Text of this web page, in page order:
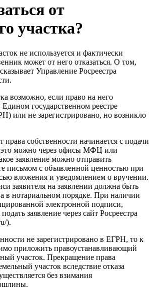
от
участка?
не используется и фактически
может от него отказаться. О том,
Управление Росреестра
возможно, если право на него
Едином государственном реестре
или не зарегистрировано, но возникло
права собственности начинается с подачи
это можно через офисы МФЦ или
заявление можно отправить
письмом с объявленной ценностью при
вложения и уведомлением о вручении.
заявителя на заявлении должна быть
в нотариальном порядке. При наличии
электронной подписи,
заявление через сайт Росреестра
).
не зарегистрировано в ЕГРН, то к
приложить правоустанавливающий
участок. Прекращение права
участок вследствие отказа
без взимания